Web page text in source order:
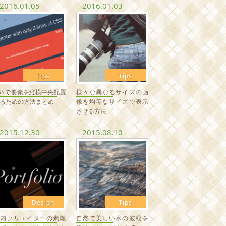
2016.01.05
Tips
で要素を縦横中央配置
ための方法まとめ
2016.01.03
Tips
様々な異なるサイズの画
像を均等なサイズで表示
させる方法
2015.12.30
Design
クリエイターの素敵
2015.08.10
Tips
自然で美しい水の波紋を